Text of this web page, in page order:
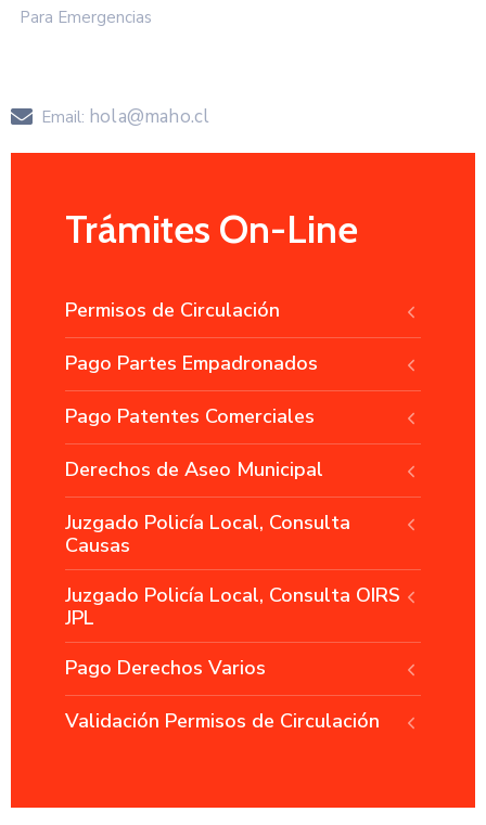
Para Emergencias
Email: hola@maho.cl
Trámites On-Line
Permisos de Circulación
Pago Partes Empadronados
Pago Patentes Comerciales
Derechos de Aseo Municipal
Juzgado Policía Local, Consulta
Causas
Juzgado Policía Local, Consulta OIRS
JPL
Pago Derechos Varios
Validación Permisos de Circulación